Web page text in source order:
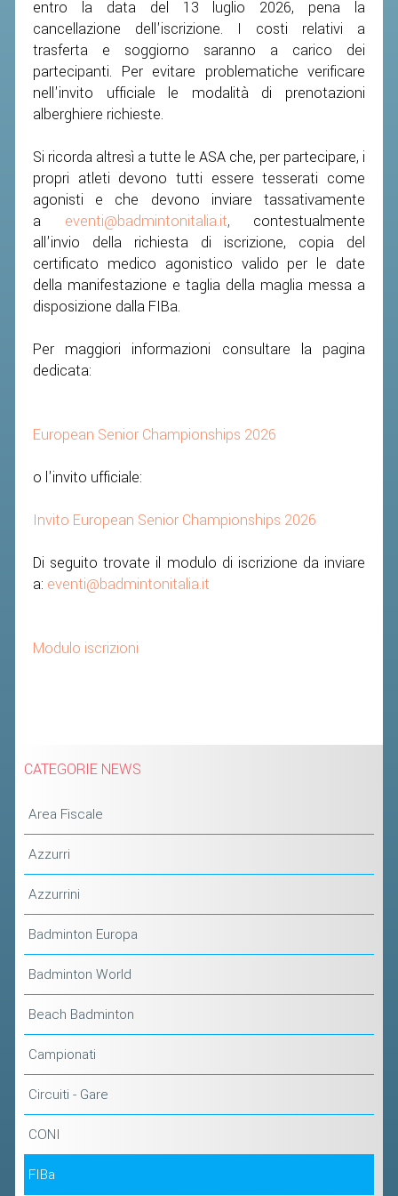
entro la data del 13 luglio 2026, pena la
cancellazione dell'iscrizione. I costi relativi a
trasferta e soggiorno saranno a carico dei
partecipanti. Per evitare problematiche verificare
nell'invito ufficiale le modalità di prenotazioni
alberghiere richieste.
Si ricorda altresì a tutte le ASA che, per partecipare, i
propri atleti devono tutti essere tesserati come
agonisti e che devono inviare tassativamente
a
eventi@badmintonitalia.it, contestualmente
all'invio della richiesta di iscrizione, copia del
certificato medico agonistico valido per le date
della manifestazione e taglia della maglia messa a
disposizione dalla FIBa.
Per maggiori informazioni consultare la pagina
dedicata:
European Senior Championships 2026
o l'invito ufficiale:
Invito European Senior Championships 2026
Di seguito trovate il modulo di iscrizione da inviare
a: eventi@badmintonitalia.it
Modulo iscrizioni
CATEGORIE NEWS
Area Fiscale
Azzurri
Azzurrini
Badminton Europa
Badminton World
Beach Badminton
Campionati
Circuiti - Gare
CONI
FIBa
MODULI
MANIFESTAZIONI SPORTIVE
UFFICIALI DI GARA
RICHIESTA TORNEI
EVENTI SOSTENIBILI
PARA BADMINTON
L'ATTIVITÀ
TESSERAMENTO
REGOLAMENTI
ATLETI D'INTERESSE NAZIONALE
PROMOZIONE
NUOVI GIOCHI DELLA GIOVENTÙ
PROGETTO SHUTTLE TIME
DIRIGENTI
CONVENZIONI UNIVERSITÀ